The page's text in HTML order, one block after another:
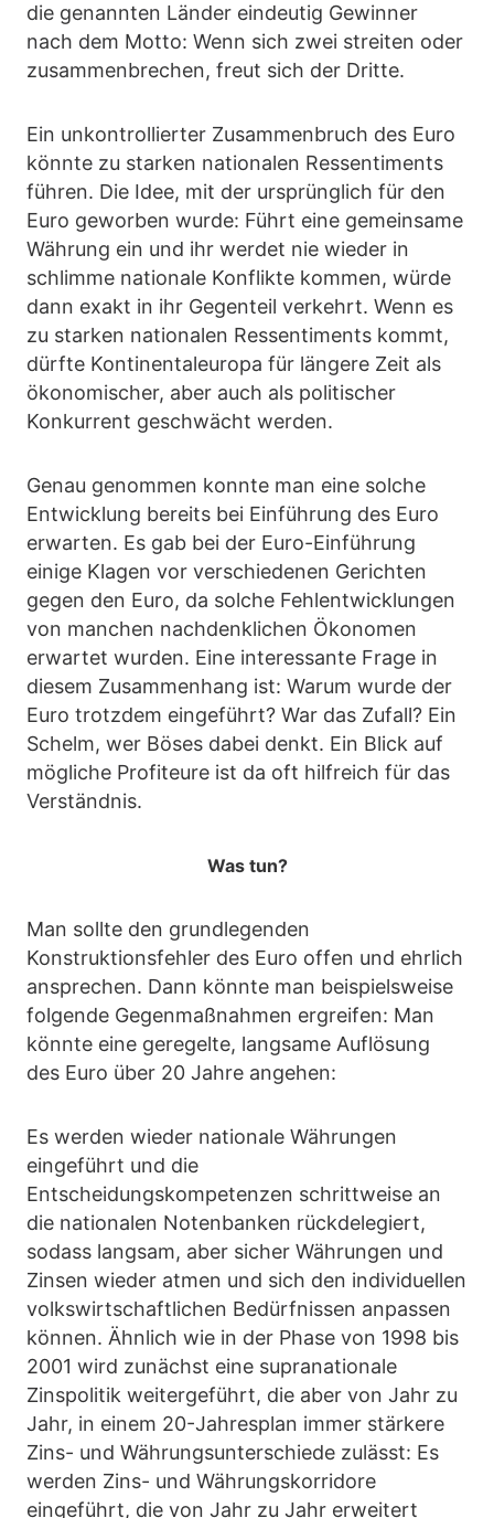
die genannten Länder eindeutig Gewinner
nach dem Motto: Wenn sich zwei streiten oder
zusammenbrechen, freut sich der Dritte.
Ein unkontrollierter Zusammenbruch des Euro
könnte zu starken nationalen Ressentiments
führen. Die Idee, mit der ursprünglich für den
Euro geworben wurde: Führt eine gemeinsame
Währung ein und ihr werdet nie wieder in
schlimme nationale Konflikte kommen, würde
dann exakt in ihr Gegenteil verkehrt. Wenn es
zu starken nationalen Ressentiments kommt,
dürfte Kontinentaleuropa für längere Zeit als
ökonomischer, aber auch als politischer
Konkurrent geschwächt werden.
Genau genommen konnte man eine solche
Entwicklung bereits bei Einführung des Euro
erwarten. Es gab bei der Euro-Einführung
einige Klagen vor verschiedenen Gerichten
gegen den Euro, da solche Fehlentwicklungen
von manchen nachdenklichen Ökonomen
erwartet wurden. Eine interessante Frage in
diesem Zusammenhang ist: Warum wurde der
Euro trotzdem eingeführt? War das Zufall? Ein
Schelm, wer Böses dabei denkt. Ein Blick auf
mögliche Profiteure ist da oft hilfreich für das
Verständnis.
Was tun?
Man sollte den grundlegenden
Konstruktionsfehler des Euro offen und ehrlich
ansprechen. Dann könnte man beispielsweise
folgende Gegenmaßnahmen ergreifen: Man
könnte eine geregelte, langsame Auflösung
des Euro über 20 Jahre angehen:
Es werden wieder nationale Währungen
eingeführt und die
Entscheidungskompetenzen schrittweise an
die nationalen Notenbanken rückdelegiert,
sodass langsam, aber sicher Währungen und
Zinsen wieder atmen und sich den individuellen
volkswirtschaftlichen Bedürfnissen anpassen
können. Ähnlich wie in der Phase von 1998 bis
2001 wird zunächst eine supranationale
Zinspolitik weitergeführt, die aber von Jahr zu
Jahr, in einem 20-Jahresplan immer stärkere
Zins- und Währungsunterschiede zulässt: Es
werden Zins- und Währungskorridore
eingeführt, die von Jahr zu Jahr erweitert